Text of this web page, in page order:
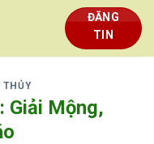
ĐĂNG
TIN
THỦY
Giải Mộng,